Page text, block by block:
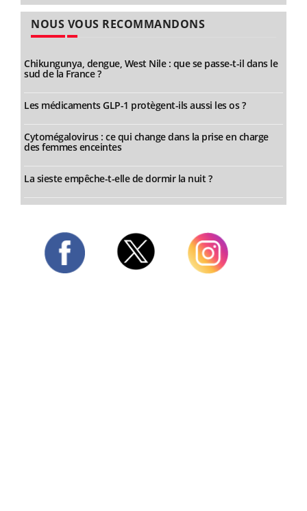
NOUS VOUS RECOMMANDONS
Chikungunya, dengue, West Nile : que se passe-t-il dans le
sud de la France ?
Les médicaments GLP-1 protègent-ils aussi les os ?
Cytomégalovirus : ce qui change dans la prise en charge
des femmes enceintes
La sieste empêche-t-elle de dormir la nuit ?